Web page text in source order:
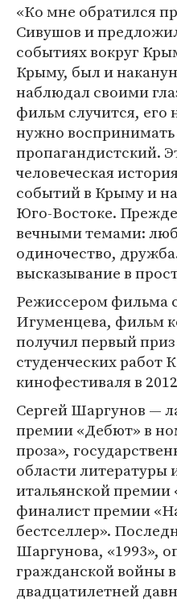
«Ко мне обратился
Сивушов и
событиях вокруг
Крыму, был и
наблюдал своими
фильм случится, его
нужно воспринимать
пропагандистский.
человеческая
событий в Крыму и
Юго-Востоке.
вечными темами:
одиночество,
высказывание в
Режиссером фильма
Игуменцева, фильм
получил первый приз
студенческих работ
кинофестиваля в
Сергей Шаргунов —
премии «Дебют» в
проза»,
области литературы
итальянской премии
финалист премии
бестселлер».
Шаргунова, «1993»,
гражданской войны
двадцатилетней